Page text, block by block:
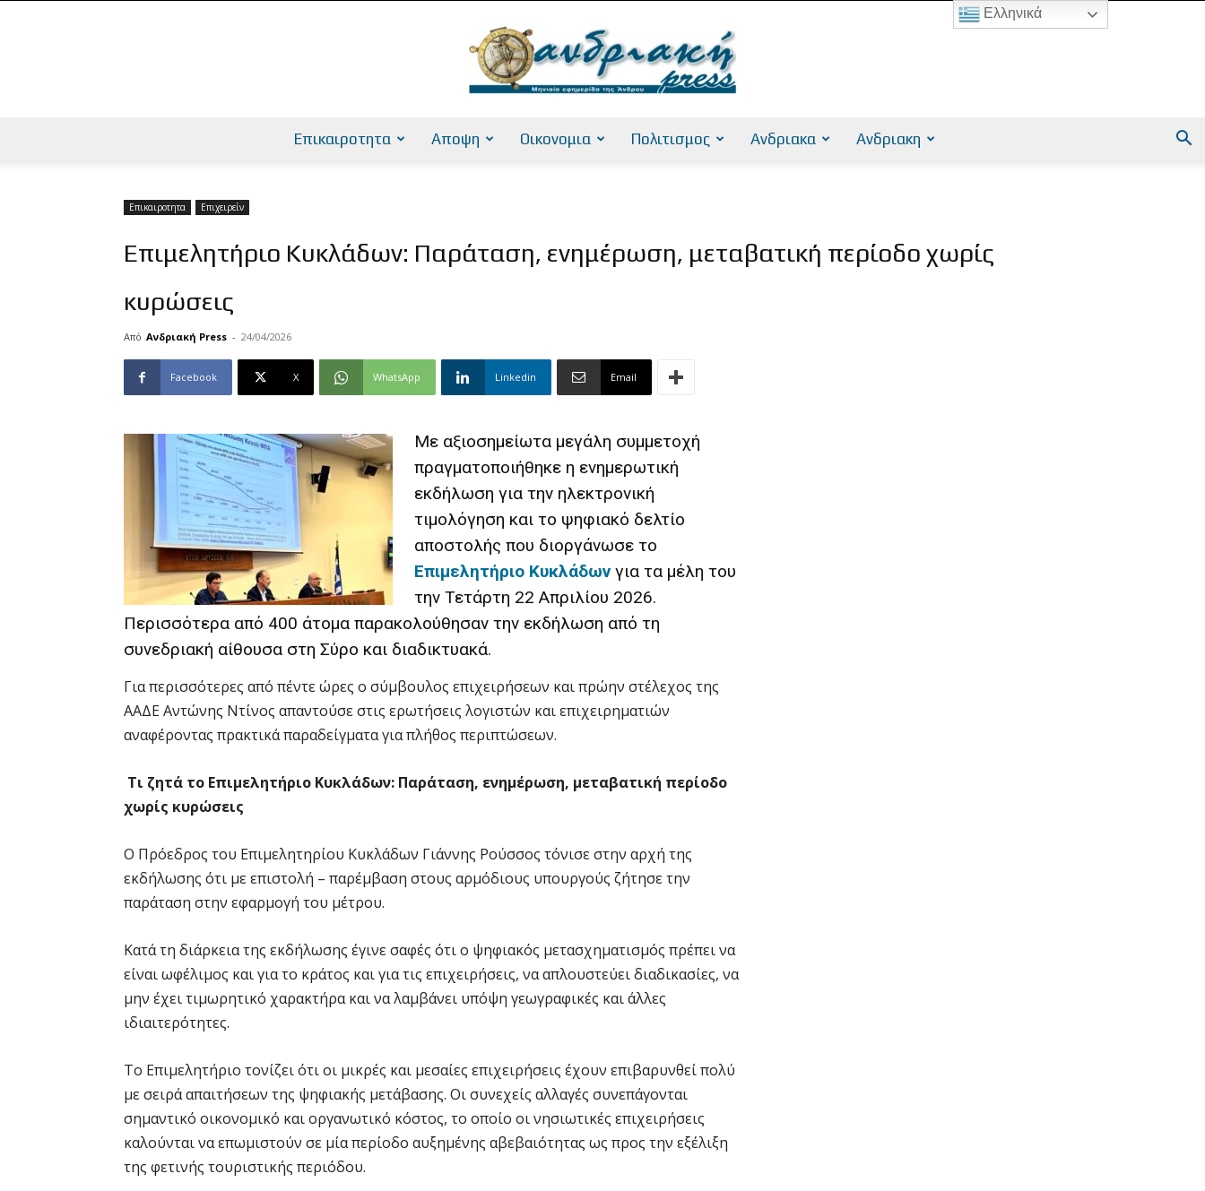
Επικαιροτητα Αποψη Οικονομια Πολιτισμος Ανδριακα Ανδριακη
Επικαιροτητα Επιχειρείν
Επιμελητήριο Κυκλάδων: Παράταση, ενημέρωση, μεταβατική περίοδο χωρίς
κυρώσεις
Από Ανδριακή Press - 24/04/2026
Facebook X WhatsApp Linkedin Email
Με αξιοσημείωτα μεγάλη συμμετοχή
πραγματοποιήθηκε η ενημερωτική
εκδήλωση για την ηλεκτρονική
τιμολόγηση και το ψηφιακό δελτίο
αποστολής που διοργάνωσε το
Επιμελητήριο Κυκλάδων για τα μέλη του
την Τετάρτη 22 Απριλίου 2026.
Περισσότερα από 400 άτομα παρακολούθησαν την εκδήλωση από τη
συνεδριακή αίθουσα στη Σύρο και διαδικτυακά.
Για περισσότερες από πέντε ώρες ο σύμβουλος επιχειρήσεων και πρώην στέλεχος της
ΑΑΔΕ Αντώνης Ντίνος απαντούσε στις ερωτήσεις λογιστών και επιχειρηματιών
αναφέροντας πρακτικά παραδείγματα για πλήθος περιπτώσεων.
Τι ζητά το Επιμελητήριο Κυκλάδων: Παράταση, ενημέρωση, μεταβατική περίοδο
χωρίς κυρώσεις
Ο Πρόεδρος του Επιμελητηρίου Κυκλάδων Γιάννης Ρούσσος τόνισε στην αρχή της
εκδήλωσης ότι με επιστολή – παρέμβαση στους αρμόδιους υπουργούς ζήτησε την
παράταση στην εφαρμογή του μέτρου.
Κατά τη διάρκεια της εκδήλωσης έγινε σαφές ότι ο ψηφιακός μετασχηματισμός πρέπει να
είναι ωφέλιμος και για το κράτος και για τις επιχειρήσεις, να απλουστεύει διαδικασίες, να
μην έχει τιμωρητικό χαρακτήρα και να λαμβάνει υπόψη γεωγραφικές και άλλες
ιδιαιτερότητες.
Το Επιμελητήριο τονίζει ότι οι μικρές και μεσαίες επιχειρήσεις έχουν επιβαρυνθεί πολύ
με σειρά απαιτήσεων της ψηφιακής μετάβασης. Οι συνεχείς αλλαγές συνεπάγονται
σημαντικό οικονομικό και οργανωτικό κόστος, το οποίο οι νησιωτικές επιχειρήσεις
καλούνται να επωμιστούν σε μία περίοδο αυξημένης αβεβαιότητας ως προς την εξέλιξη
της φετινής τουριστικής περιόδου.
Ελληνικά